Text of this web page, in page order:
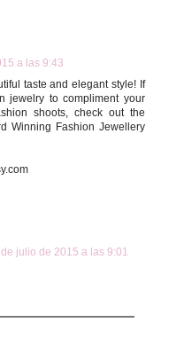
a las 9:43
taste and elegant style! If
jewelry to compliment your
shoots, check out the
Winning Fashion Jewellery
julio de 2015 a las 9:01